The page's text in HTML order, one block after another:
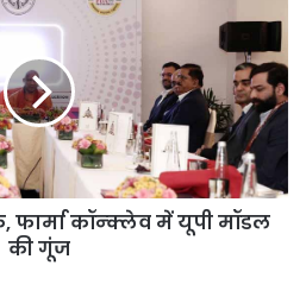
फार्मा कॉन्क्लेव में यूपी मॉडल
की गूंज